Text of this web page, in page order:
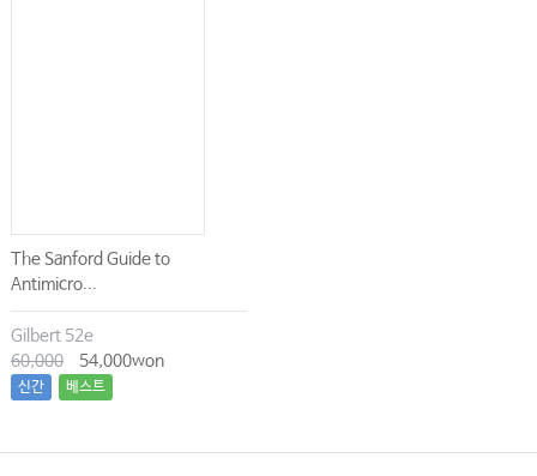
The Sanford Guide to
Antimicro...
Gilbert 52e
60,000
54,000won
신간 베스트